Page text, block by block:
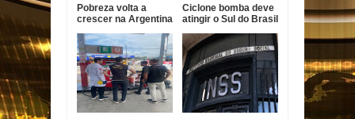
Pobreza volta a
crescer na Argentina
ajuste econômico
Ciclone bomba deve
atingir o Sul do Brasil
de 100 km/h